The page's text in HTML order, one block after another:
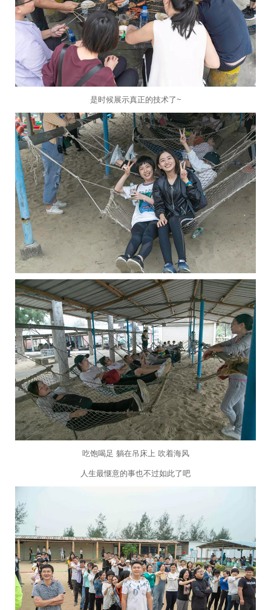
是时候展示真正的技术了~
吃饱喝足 躺在吊床上 吹着海风
人生最惬意的事也不过如此了吧